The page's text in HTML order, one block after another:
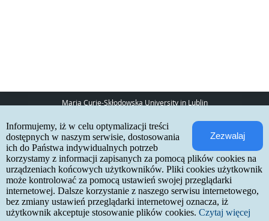
Maria Curie-Skłodowska University in Lublin
20-031 Lublin
www: http://umcs.pl
Internetowa Rekrutacja Kandydatów
IRK 1.21.3 (6bf78478) :: 2026-06-17
site map
accessibility declaration
contact
Zezwalaj
Informujemy, iż w celu optymalizacji treści
dostępnych w naszym serwisie, dostosowania
ich do Państwa indywidualnych potrzeb
korzystamy z informacji zapisanych za pomocą plików cookies na
urządzeniach końcowych użytkowników. Pliki cookies użytkownik
może kontrolować za pomocą ustawień swojej przeglądarki
internetowej. Dalsze korzystanie z naszego serwisu internetowego,
bez zmiany ustawień przeglądarki internetowej oznacza, iż
użytkownik akceptuje stosowanie plików cookies. Czytaj więcej